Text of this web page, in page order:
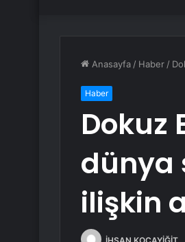
Anasayfa / Haber /
Haber
Dokuz
dünya
ilişkin